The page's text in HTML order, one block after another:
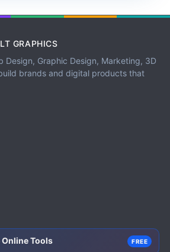
GRAPHICS
Design, Graphic Design, Marketing, 3D
brands and digital products that
Online Tools FREE